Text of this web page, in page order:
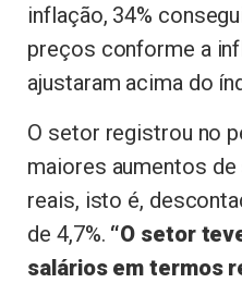
inflação, 34%
preços conforme a
ajustaram acima do
O setor registrou no
maiores aumentos
reais, isto é,
de 4,7%. “O setor
salários em termos